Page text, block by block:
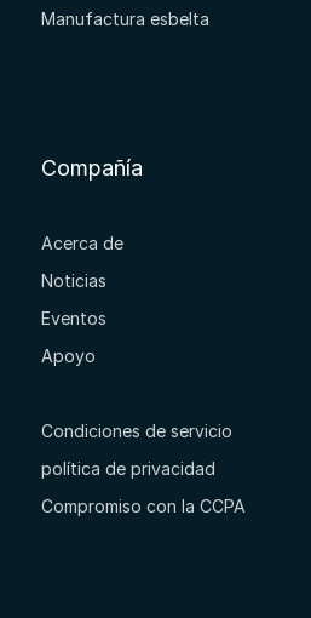
Manufactura esbelta
Compañía
Acerca de
Noticias
Eventos
Apoyo
Condiciones de servicio
política de privacidad
Compromiso con la CCPA